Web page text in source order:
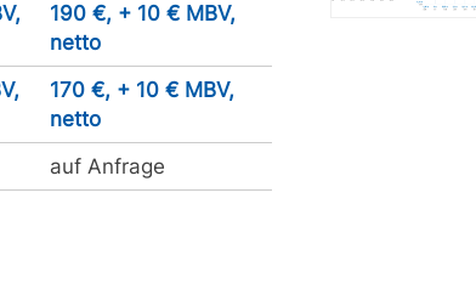
190 €, + 10 € MBV,
netto
170 €, + 10 € MBV,
netto
auf Anfrage